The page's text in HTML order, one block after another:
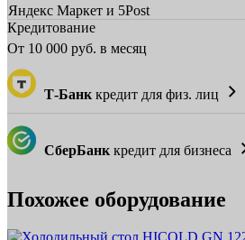
Яндекс Маркет и 5Post
Кредитование
От 10 000 руб. в месяц
Т-Банк кредит для физ. лиц
СберБанк кредит для бизнеса
Похожее оборудование